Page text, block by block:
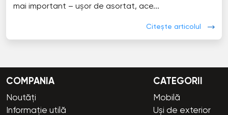
mai important – ușor de asortat, ace...
Citește articolul
COMPANIA
Noutăți
Informație utilă
CATEGORII
Mobilă
Uși de exterior